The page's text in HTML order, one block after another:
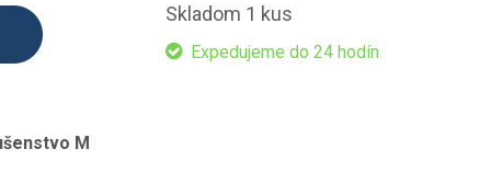
Skladom 1 kus
Expedujeme do 24 hodín
M